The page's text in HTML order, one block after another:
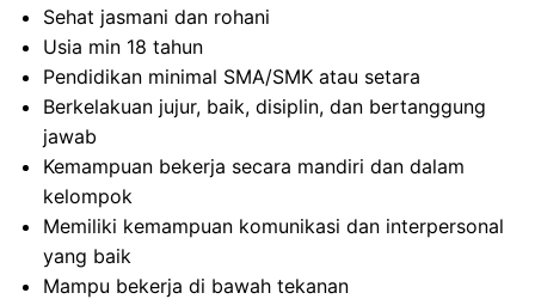
Sehat jasmani dan rohani
Usia min 18 tahun
Pendidikan minimal SMA/SMK atau setara
Berkelakuan jujur, baik, disiplin, dan bertanggung
jawab
Kemampuan bekerja secara mandiri dan dalam
kelompok
Memiliki kemampuan komunikasi dan interpersonal
yang baik
Mampu bekerja di bawah tekanan